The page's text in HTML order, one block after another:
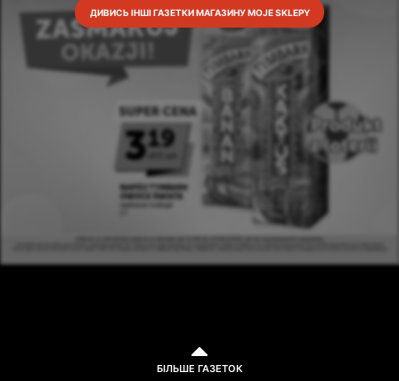
ДИВИСЬ ІНШІ ГАЗЕТКИ МАГАЗИНУ MOJE SKLEPY
БІЛЬШЕ ГАЗЕТОК